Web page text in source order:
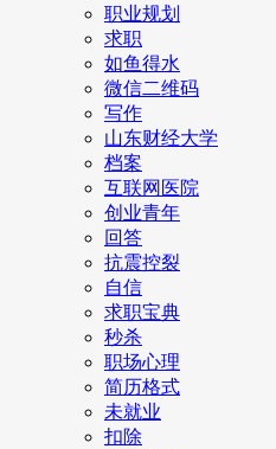
职业规划
求职
如鱼得水
微信二维码
写作
山东财经大学
档案
互联网医院
创业青年
回答
抗震控裂
自信
求职宝典
秒杀
职场心理
简历格式
未就业
扣除